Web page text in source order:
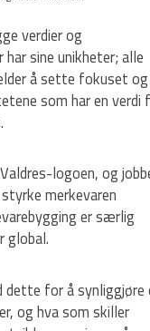
verdier og
sine unikheter; alle
å sette fokuset og
som har en verdi
logoen, og
merkevaren
er særlig
global.
dette for å synliggjøre
og hva som skiller